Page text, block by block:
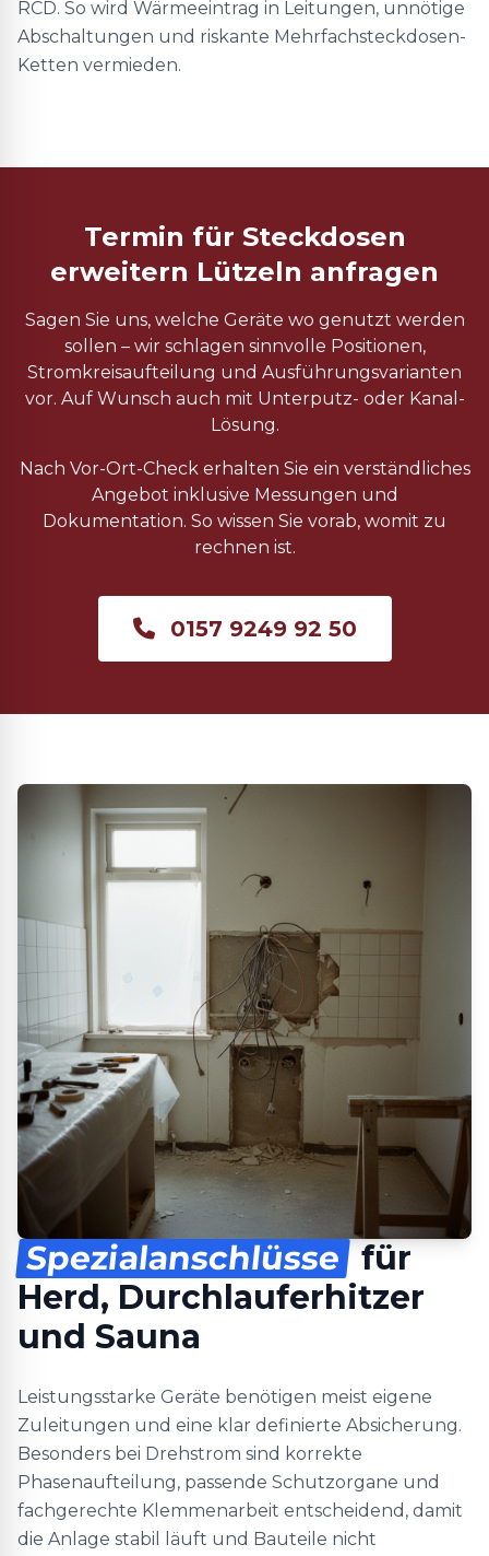
RCD. So wird Wärmeeintrag in Leitungen, unnötige
Abschaltungen und riskante Mehrfachsteckdosen-
Ketten vermieden.
Termin für Steckdosen
erweitern Lützeln anfragen
Sagen Sie uns, welche Geräte wo genutzt werden
sollen – wir schlagen sinnvolle Positionen,
Stromkreisaufteilung und Ausführungsvarianten
vor. Auf Wunsch auch mit Unterputz- oder Kanal-
Lösung.
Nach Vor-Ort-Check erhalten Sie ein verständliches
Angebot inklusive Messungen und
Dokumentation. So wissen Sie vorab, womit zu
rechnen ist.
0157 9249 92 50
Spezialanschlüsse für
Herd, Durchlauferhitzer
und Sauna
Leistungsstarke Geräte benötigen meist eigene
Zuleitungen und eine klar definierte Absicherung.
Besonders bei Drehstrom sind korrekte
Phasenaufteilung, passende Schutzorgane und
fachgerechte Klemmenarbeit entscheidend, damit
die Anlage stabil läuft und Bauteile nicht